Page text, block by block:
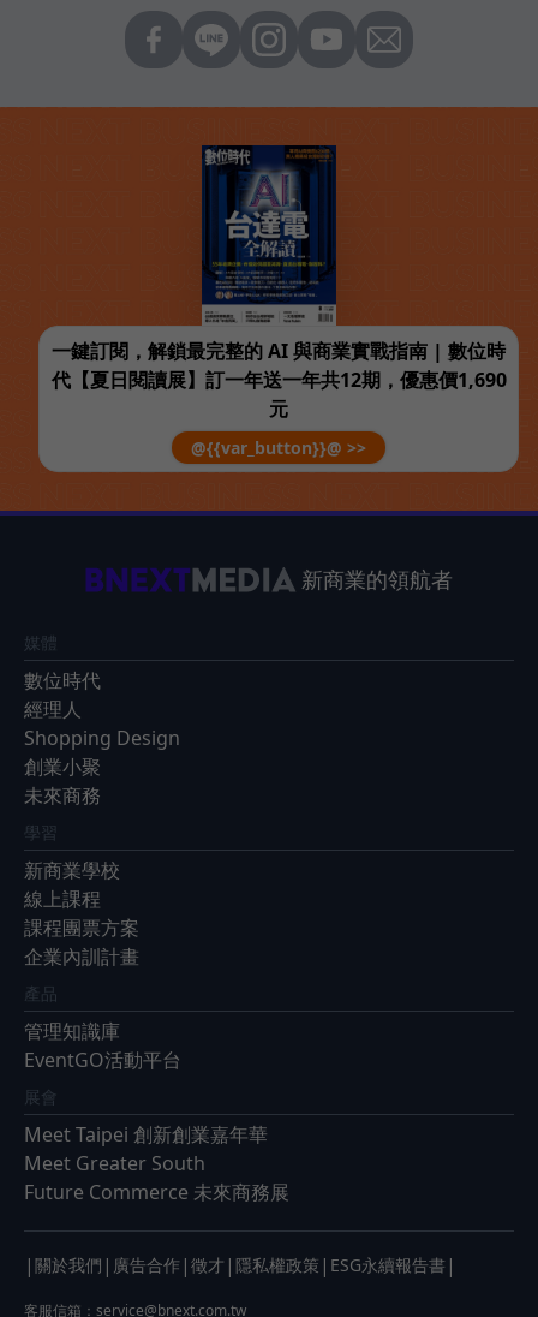
一鍵訂閱，解鎖最完整的 AI 與商業實戰指南 | 數位時
代【夏日閱讀展】訂一年送一年共12期，優惠價1,690
元
@{{var_button}}@ >>
新商業的領航者
媒體
數位時代
經理人
Shopping Design
創業小聚
未來商務
學習
新商業學校
線上課程
課程團票方案
企業內訓計畫
產品
管理知識庫
EventGO活動平台
展會
Meet Taipei 創新創業嘉年華
Meet Greater South
Future Commerce 未來商務展
| 關於我們 | 廣告合作 | 徵才 | 隱私權政策 | ESG永續報告書 |
客服信箱： service@bnext.com.tw